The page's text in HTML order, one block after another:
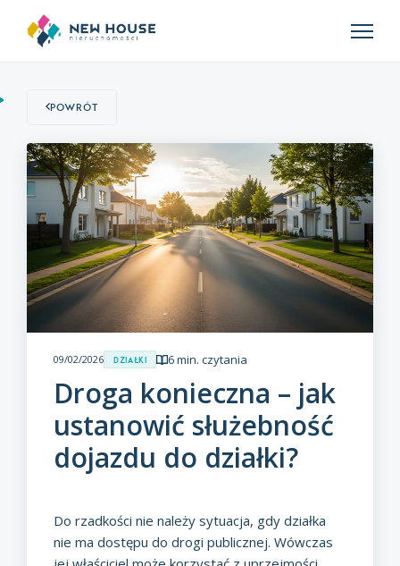
Powrót
09/02/2026 Działki 6 min. czytania
Droga konieczna – jak
ustanowić służebność
dojazdu do działki?
Do rzadkości nie należy sytuacja, gdy działka
nie ma dostępu do drogi publicznej. Wówczas